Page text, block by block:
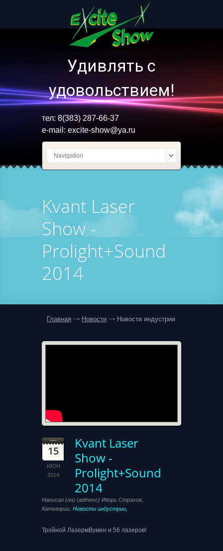
Удивлять с
удовольствием!
тел: 8(383) 287-66-37
e-mail: excite-show@ya.ru
Kvant Laser
Show -
Prolight+Sound
2014
Главная Новости Новости индустрии
15
ИЮН
2014
Kvant Laser
Show -
Prolight+Sound
2014
Написал (ла) (admexc) Игорь Страхов,
Категории: Новости индустрии,
Тройной ЛазермВумен и 56 лазеров!